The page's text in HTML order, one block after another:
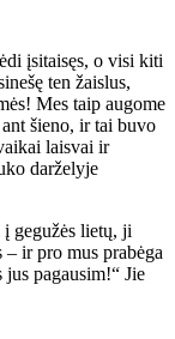
įsitaisęs, o visi kiti
ten žaislus,
Mes taip augome
šieno, ir tai buvo
laisvai ir
darželyje
į gegužės lietų, ji
ir pro mus prabėga
pagausim!“ Jie